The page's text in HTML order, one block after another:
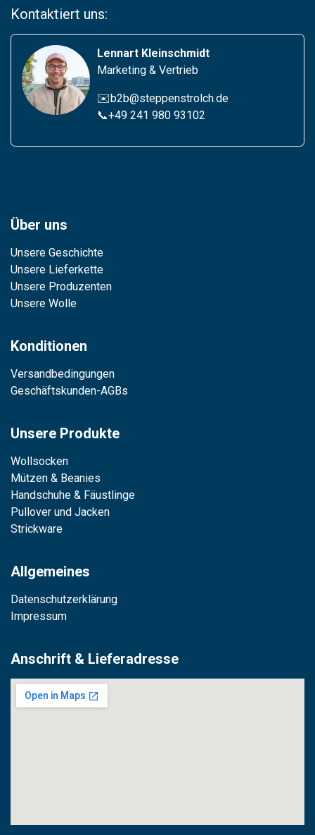
Kontaktiert uns:
Lennart Kleinschmidt
Marketing & Vertrieb
✉️b2b@steppenstrolch.de
📞+49 241 980 93102
Über uns
Unsere Geschichte
Unsere Lieferkette
Unsere Produzenten
Unsere Wolle
Konditionen
Versandbedingungen
Geschäftskunden-AGBs
Unsere Produkte
Wollsocken
Mützen & Beanies
Handschuhe & Fäustlinge
Pullover und Jacken
Strickware
Allgemeines
Datenschutzerklärung
Impressum
Anschrift & Lieferadresse